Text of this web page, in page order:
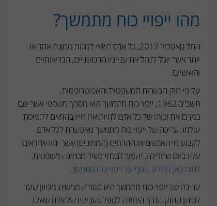
מהו ייפויי כוח מתמשך?
החל מאפריל 2017, כל אדם רשאי למנות ממונה אחד או
יותר אשר יוכל לנהל את ענייניו הרכושניים, הבריאותיים
והאישיים.
על פי חוק הכשרות המשפטית והאפוטרופסות,
תשכ"ב-1962, ייפוי כוח מתמשך הוא מסמך משפטי אשר שם
במרכז את זכותו של כל אדם לחיות את חייו בהתאם לתפיסת
עולמו. עריכה של ייפוי כוח מתמשך מאפשרת לכל אדם
לקבוע מי האנשים או הגורמים (הממונים) אשר יהיו אחראים
עליו ביום שחלילה, יהפוך לבלתי כשיר מבחינה משפטית.
לחצו כאן למידע נוסף על ייפוי כוח מתמשך.
עריכה של ייפוי כוח מתמשך היא בשורה ממשית מכיוון שעד
לכינון החוק הדרך היחידה לטפל בענייניו של אדם שאינו